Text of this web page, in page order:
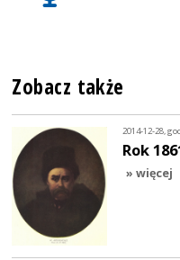
Zobacz także
2014-12-28,
Rok
» więcej